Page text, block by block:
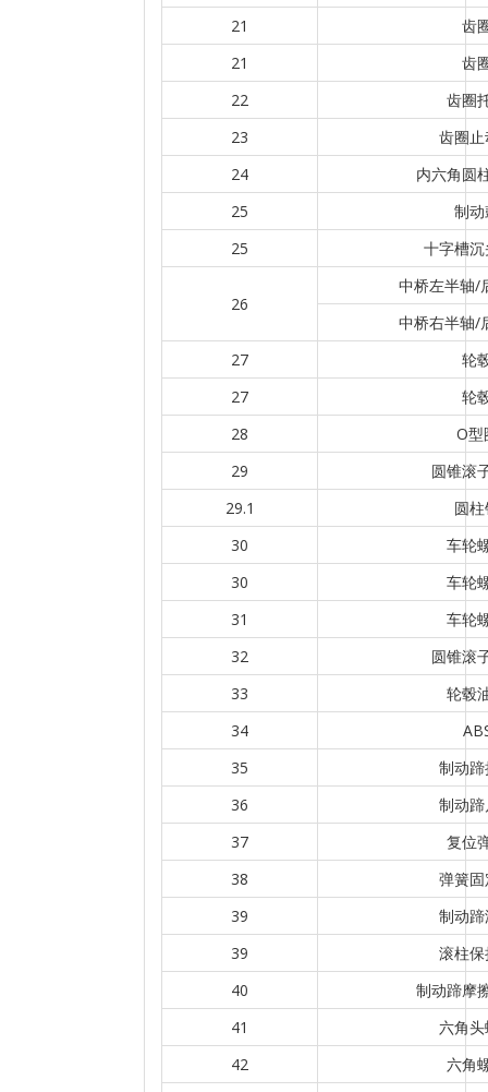
21
齿
21
齿
22
齿圈
23
齿圈
24
内六角圆
25
制
25
十字槽
26
中桥左半轴/
中桥右半轴/
27
轮
27
轮
28
O型
29
圆锥滚
29.1
圆
30
车轮
30
车轮
31
车轮
32
圆锥滚
33
轮毂
34
35
制动
36
制动
37
复位
38
弹簧
39
制动
39
滚柱
40
制动蹄摩
41
六角
42
六角